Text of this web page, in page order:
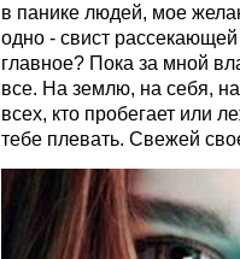
в панике людей, мое
одно - свист
главное? Пока за мной
все. На землю, на себя,
всех, кто пробегает или
тебе плевать. Свежей